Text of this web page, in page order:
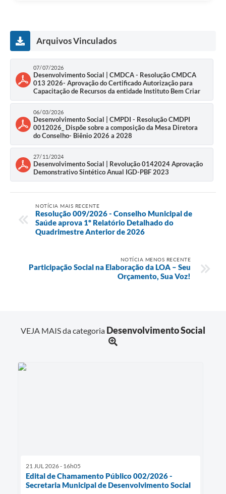
Listagem de Contribuintes Inscritos na Dívida Ativa do
MunicípioArquivos Vinculados
07/07/2026
Desenvolvimento Social | CMDCA - Resolução CMDCA
013 2026- Aprovação do Certificado Autorização para
Capacitação de Recursos da entidade Instituto Bem Criar
06/03/2026
Desenvolvimento Social | CMPDI - Resolução CMDPI
0012026_ Dispõe sobre a composição da Mesa Diretora
do Conselho- Biênio 2026 a 2028
27/11/2024
Desenvolvimento Social | Revolução 0142024 Aprovação
Demonstrativo Sintético Anual IGD-PBF 2023
NOTÍCIA MAIS RECENTE
Resolução 009/2026 - Conselho Municipal de
Saúde aprova 1º Relatório Detalhado do
Quadrimestre Anterior de 2026
NOTÍCIA MENOS RECENTE
Participação Social na Elaboração da LOA – Seu
Orçamento, Sua Voz!
VEJA MAIS da categoria Desenvolvimento Social
21 JUL 2026 - 16h05
Edital de Chamamento Público 002/2026 -
Secretaria Municipal de Desenvolvimento Social